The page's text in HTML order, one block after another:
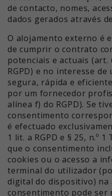
de contacto, nomes,
dados gerados através
O alojamento externo é
de cumprir o contrato
potenciais e actuais (art.
RGPD) e no interesse
segura, rápida e
por um fornecedor
alínea f) do RGPD). Se
consentimento
é efectuado
1 lit. a RGPD e § 25, n.º
que o consentimento
cookies ou o acesso a
terminal do utilizador
digital do dispositivo) na
consentimento pode ser